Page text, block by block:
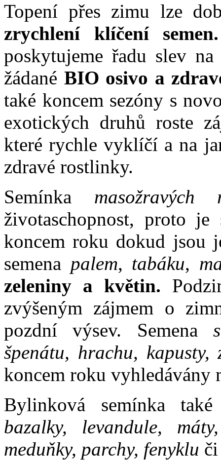
Topení přes zimu lze
zrychlení klíčení semen.
poskytujeme řadu slev
žádané BIO osivo a
také koncem sezóny s
exotických druhů roste
které rychle vyklíčí a na
zdravé rostlinky.
Semínka masožravých
životaschopnost, proto je
koncem roku dokud jsou
semena palem, tabáku,
zeleniny a květin.
zvýšeným zájmem o
pozdní výsev. Semena
špenátu, hrachu, kapusty,
koncem roku vyhledávány
Bylinková semínka
bazalky, levandule,
meduňky, parchy, fenyklu